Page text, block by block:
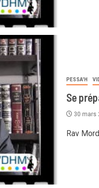
PESSA'H
Se
30 mars
Rav